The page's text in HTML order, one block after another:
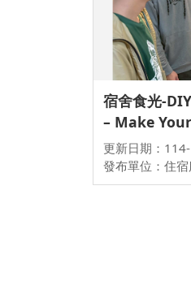
宿舍食光-
– Make
更新日期：
發布單位：住